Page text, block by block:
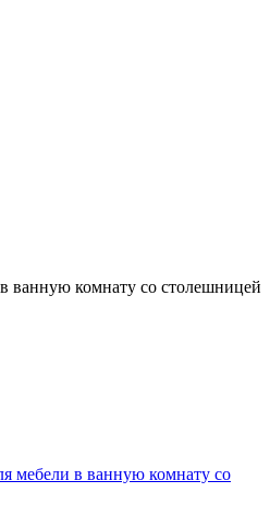
ванную комнату со столешницей
мебели в ванную комнату со